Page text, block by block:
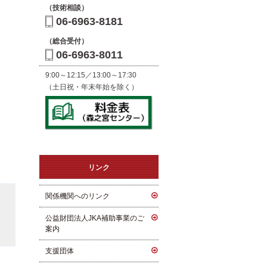
（技術相談）
06-6963-8181
（総合受付）
06-6963-8011
9:00～12:15／13:00～17:30
（土日祝・年末年始を除く）
リンク
関係機関へのリンク
公益財団法人JKA補助事業のご
案内
支援団体